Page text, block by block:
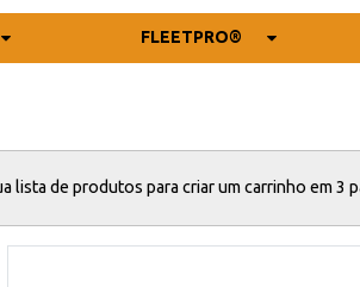
FLEETPRO®
lista de produtos para criar um carrinho em 3